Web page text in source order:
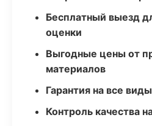
Бесплатный выезд
оценки
Выгодные цены от
материалов
Гарантия на все
Контроль качества